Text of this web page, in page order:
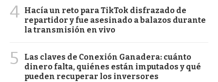
4 Hacía un reto para TikTok disfrazado de
repartidor y fue asesinado a balazos durante
la transmisión en vivo
5
Las claves de Conexión Ganadera: cuánto
dinero falta, quiénes están imputados y qué
pueden recuperar los inversores